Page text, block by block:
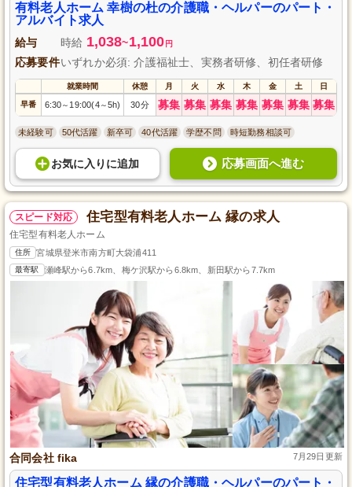
有料老人ホーム 幸樹の杜の介護職・ヘルパーのパート・
アルバイト求人
給与 時給 1,038~1,100 円
応募要件いずれか必須: 介護福祉士、実務者研修、初任者研修
就業時間 休憩 月 火 水 木 金 土 日
早番 6:30～ 19:00(4～5h) 30分 募集 募集 募集 募集 募集 募集 募集
未経験可 50代活躍 新卒可 40代活躍 学歴不問 時短勤務相談可
お気に入り に追加 応募画面へ進む
スピード対応 住宅型有料老人ホーム 縁の求人
住宅型有料老人ホーム
住所 宮城県登米市南方町大袋浦411
最寄駅 瀬峰駅から6.7km、梅ケ沢駅から6.8km、新田駅から7.7km
合同会社 fika 7月29日更新
住宅型有料老人ホーム 縁の介護職・ヘルパーのパート・